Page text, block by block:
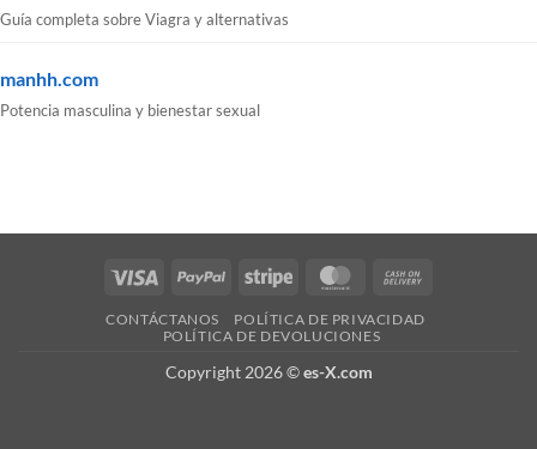
Guía completa sobre Viagra y alternativas
manhh.com
Potencia masculina y bienestar sexual
Visa PayPal Stripe MasterCard
CONTÁCTANOS
POLÍTICA DE PRIVACIDAD
POLÍTICA DE DEVOLUCIONES
Copyright 2026 ©es-X.com